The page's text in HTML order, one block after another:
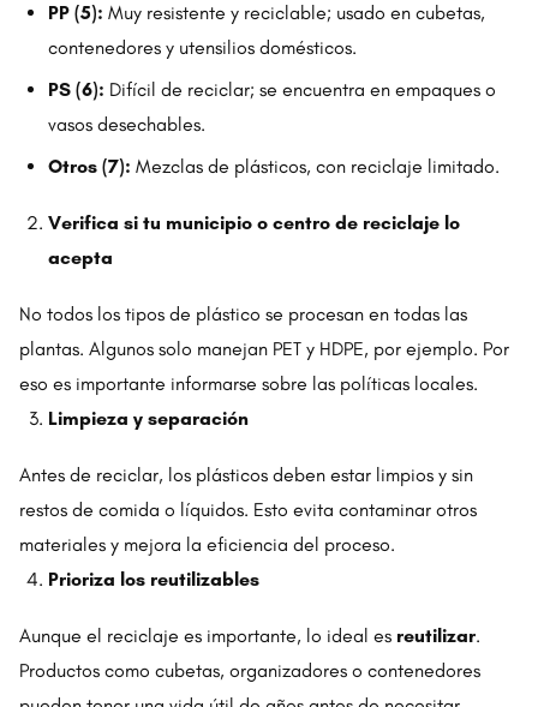
PP (5): Muy resistente y reciclable; usado en cubetas,
contenedores y utensilios domésticos.
PS (6): Difícil de reciclar; se encuentra en empaques o
vasos desechables.
Otros (7): Mezclas de plásticos, con reciclaje limitado.
Verifica si tu municipio o centro de reciclaje lo
acepta
No todos los tipos de plástico se procesan en todas las
plantas. Algunos solo manejan PET y HDPE, por ejemplo. Por
eso es importante informarse sobre las políticas locales.
Limpieza y separación
Antes de reciclar, los plásticos deben estar limpios y sin
restos de comida o líquidos. Esto evita contaminar otros
materiales y mejora la eficiencia del proceso.
Prioriza los reutilizables
Aunque el reciclaje es importante, lo ideal es reutilizar.
Productos como cubetas, organizadores o contenedores